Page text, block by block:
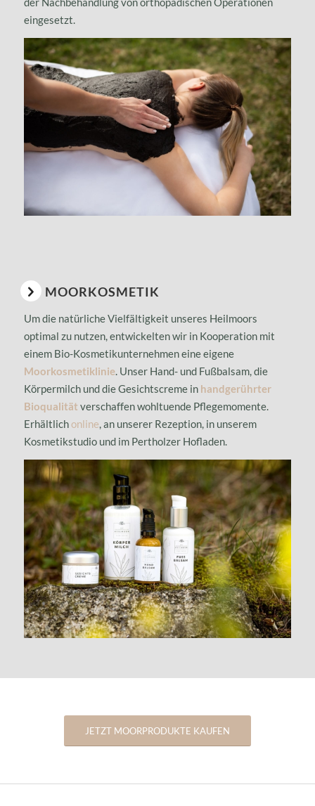
eingesetzt.
MOORKOSMETIK
Um die natürliche Vielfältigkeit unseres Heilmoors
optimal zu nutzen, entwickelten wir in Kooperation mit
einem Bio-Kosmetikunternehmen eine eigene
Moorkosmetiklinie. Unser Hand- und Fußbalsam, die
Körpermilch und die Gesichtscreme in handgerührter
Bioqualität verschaffen wohltuende Pflegemomente.
Erhältlichonline, an unserer Rezeption, in unserem
Kosmetikstudio und im Pertholzer Hofladen.
JETZT MOORPRODUKTE KAUFEN